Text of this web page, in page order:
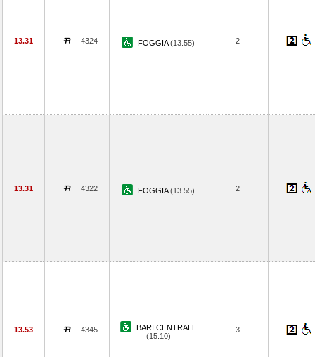
13.31 4324 FOGGIA(13.55) 2
13.31 4322 FOGGIA(13.55) 2
13.53 4345
BARI CENTRALE
(15.10)
3